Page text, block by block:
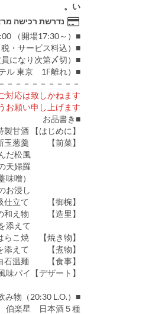
い。
נדרשת רכישה
■日時：2026年 4月 11日（土） 18:00～21:00 （開場17:30～）
■会費：￥20,000（お食事・お飲み物代、税・サービス料込）
■定員：20名 （定員になり次第〆切）
■会場：日本料理「縁（ゆくり）」 （庭のホテル 東京 1F離れ）
－－－－－－－－－
応は致しかねます。
願い申し上げます。
■お品書き
【はじめに】 宮城のおもてなし/ 自家製鴈月庭のはちみつ掛けと「縁」特製甘酒
【前菜】 金華鯖 のハムと新玉葱羹
【御椀】 はっと汁 蛤吸仕立て
【造里】 ホヤの塩辛と長芋の和え物
【焼き物】 桜サーモンはらこ焼
【煮物】 仙台牛と春野菜沢煮 花山椒を添えて
【食事】 白石温麺
【デザート】仙台 いちご、ブルーベリー羊羹のチョコ掛け、桜風味パイ
■お飲み物（20:30 L.O.）
伯楽星 日本酒５種